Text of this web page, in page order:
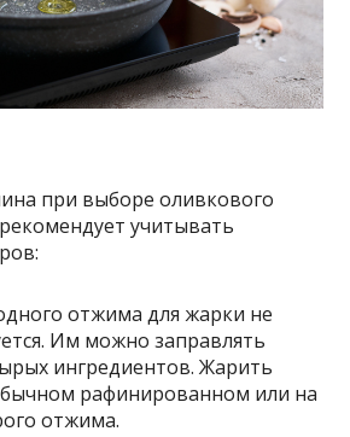
при выборе оливкового
учитывать
отжима для жарки не
Им можно заправлять
ингредиентов. Жарить
рафинированном или на
отжима.